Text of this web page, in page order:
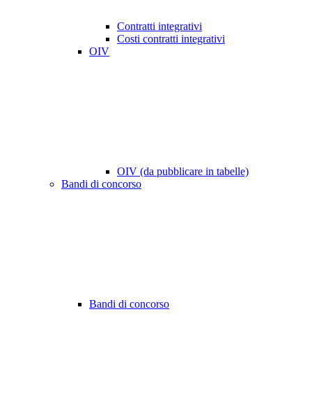
Contratti integrativi
Costi contratti integrativi
OIV
OIV (da pubblicare in tabelle)
Bandi di concorso
Bandi di concorso